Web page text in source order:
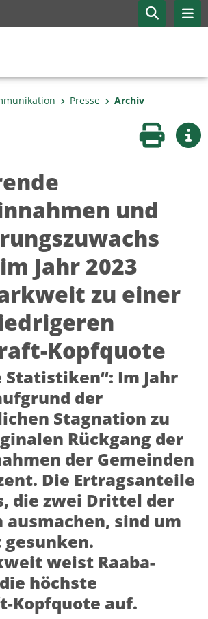
Presse Archiv
Seite
und
Jahr 2023
zu einer
Kopfquote
Statistiken“: Im Jahr
der
Stagnation zu
Rückgang der
der Gemeinden
Die Ertragsanteile
die zwei Drittel der
ausmachen, sind um
gesunken.
weist Raaba-
höchste
Kopfquote auf.